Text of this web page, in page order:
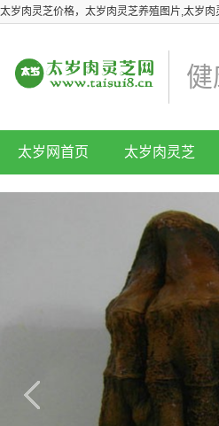
太岁肉灵芝价格，太岁肉灵芝养殖图片,太岁肉
健
太岁网首页 太岁肉灵芝